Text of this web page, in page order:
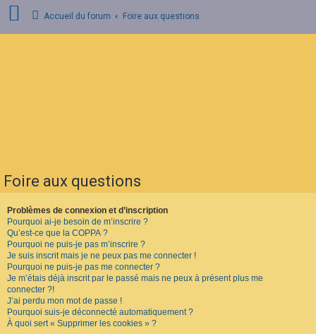
s
c
r
i
p
t
i
o
n
F
Accueil du forum Foire aux questions
Foire aux questions
Problèmes de connexion et d’inscription
Pourquoi ai-je besoin de m’inscrire ?
Qu’est-ce que la COPPA ?
Pourquoi ne puis-je pas m’inscrire ?
Je suis inscrit mais je ne peux pas me connecter !
Pourquoi ne puis-je pas me connecter ?
Je m’étais déjà inscrit par le passé mais ne peux à présent plus me
connecter ?!
J’ai perdu mon mot de passe !
Pourquoi suis-je déconnecté automatiquement ?
À quoi sert « Supprimer les cookies » ?